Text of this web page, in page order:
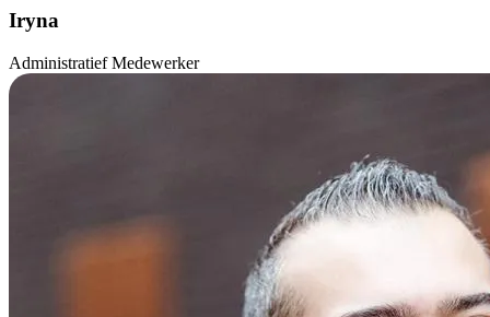
Iryna
Administratief Medewerker